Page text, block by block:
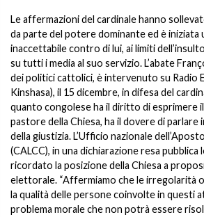
Le affermazioni del cardinale hanno
da parte del potere dominante ed è iniziata
inaccettabile contro di lui, ai limiti
su tutti i media al suo servizio. L’abate
dei politici cattolici, è intervenuto su Radio
Kinshasa), il 15 dicembre, in difesa del
quanto congolese ha il diritto di esprimere
pastore della Chiesa, ha il dovere di parlare
della giustizia. L’Ufficio nazionale
(CALCC), in una dichiarazione resa
ricordato la posizione della Chiesa a
elettorale. “Affermiamo che le irregolarità
la qualità delle persone coinvolte in questi
problema morale che non potrà essere